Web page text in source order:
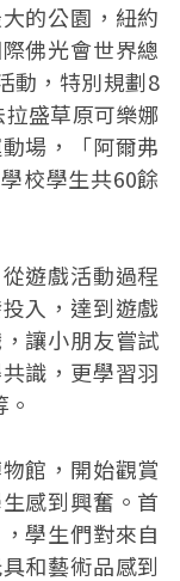
的公園，紐約
佛光會世界總
動，特別規劃8
盛草原可樂娜
場，「阿爾弗
校學生共60餘
遊戲活動過程
入，達到遊戲
讓小朋友嘗試
識，更學習羽
館，開始觀賞
感到興奮。首
學生們對來自
和藝術品感到